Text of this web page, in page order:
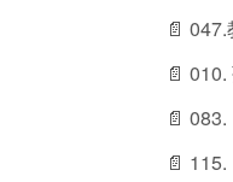
📄
📄
📄
📄